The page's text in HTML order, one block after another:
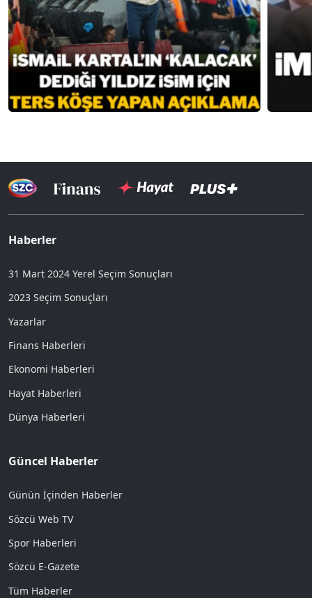
Haberler
31 Mart 2024 Yerel Seçim Sonuçları
2023 Seçim Sonuçları
Yazarlar
Finans Haberleri
Ekonomi Haberleri
Hayat Haberleri
Dünya Haberleri
Güncel Haberler
Günün İçinden Haberler
Sözcü Web TV
Spor Haberleri
Sözcü E-Gazete
Tüm Haberler